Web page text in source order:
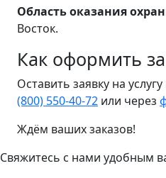
Область оказания
Восток.
Как оформить
Оставить заявку на
(800) 550-40-72 или через
Ждём ваших заказов!
Свяжитесь с нами удобным